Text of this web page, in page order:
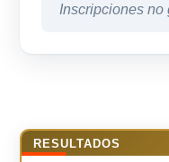
RESULTADOS
Inscripciones no